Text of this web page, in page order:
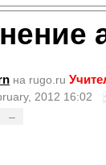
на rugo.ru
2012 16:02
–